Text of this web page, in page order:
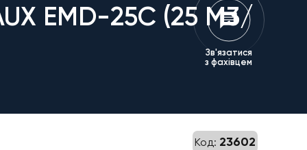
EMD-25C (25 М3/
Зв'язатися
з фахівцем
Код: 23602